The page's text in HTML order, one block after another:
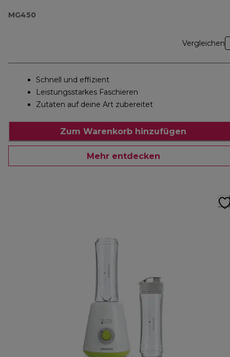
MG450
Vergleichen
Schnell und effizient
Leistungsstarkes Faschieren
Zutaten auf deine Art zubereitet
Zum Warenkorb hinzufügen
Mehr entdecken